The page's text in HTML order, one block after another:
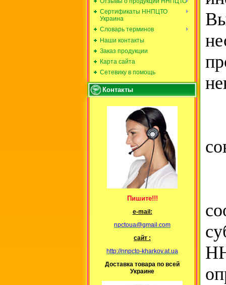
Сертификаты ННПЦТО
Украина
Словарь терминов
Наши контакты
Заказ продукции
Карта сайта
Сетевику в помощь
Контакты
Пишите!!!
е-mail:
npctoua@gmail.com
сайт :
http://nnpcto-kharkov.at.ua
Доставка товара по всей
Украине